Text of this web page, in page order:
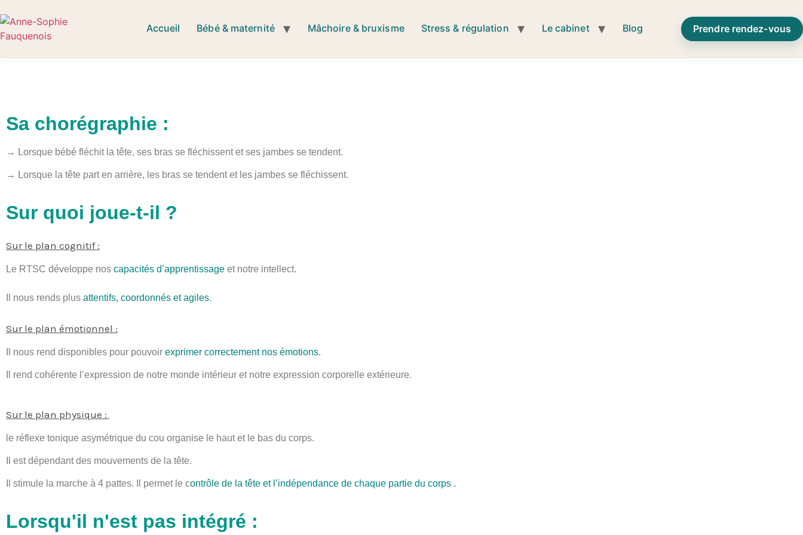
Accueil Bébé & maternité Mâchoire & bruxisme Stress & régulation Le cabinet Blog Prendre rendez-vous
Sa chorégraphie :
→ Lorsque bébé fléchit la tête, ses bras se fléchissent et ses jambes se tendent.
→ Lorsque la tête part en arrière, les bras se tendent et les jambes se fléchissent.
Sur quoi joue-t-il ?
Sur le plan cognitif :
Le RTSC développe nos capacités d’apprentissage et notre intellect.
Il nous rends plus attentifs, coordonnés et agiles.
Sur le plan émotionnel :
Il nous rend disponibles pour pouvoir exprimer correctement nos émotions.
Il rend cohérente l’expression de notre monde intérieur et notre expression corporelle extérieure.
Sur le plan physique :
le réflexe tonique asymétrique du cou organise le haut et le bas du corps.
Il est dépendant des mouvements de la tête.
Il stimule la marche à 4 pattes. Il permet le contrôle de la tête et l’indépendance de chaque partie du corps .
Lorsqu'il n'est pas intégré :